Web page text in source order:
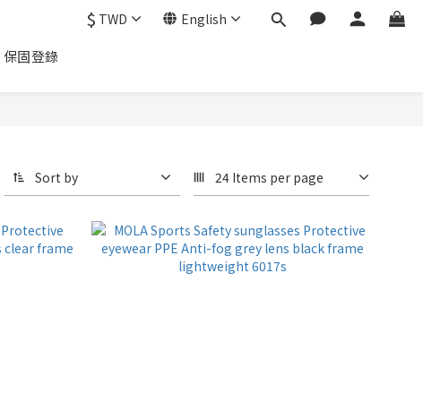
$ TWD English
保固登錄
Sort by 24 Items per page